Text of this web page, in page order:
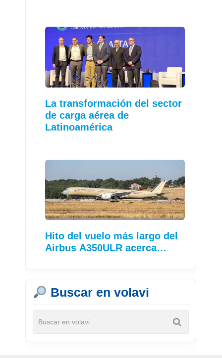
La transformación del sector
de carga aérea de
Latinoamérica
Hito del vuelo más largo del
Airbus A350ULR acerca…
Buscar en volavi